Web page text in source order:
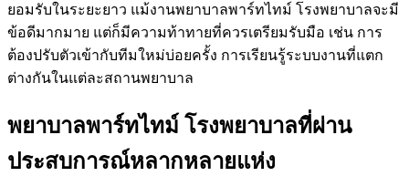
ยอมรับในระยะยาว แม้งานพยาบาลพาร์ทไทม์ โรงพยาบาลจะมี
ข้อดีมากมาย แต่ก็มีความท้าทายที่ควรเตรียมรับมือ เช่น การ
ต้องปรับตัวเข้ากับทีมใหม่บ่อยครั้ง การเรียนรู้ระบบงานที่แตก
ต่างกันในแต่ละสถานพยาบาล
พยาบาลพาร์ทไทม์ โรงพยาบาลที่ผ่าน
ประสบการณ์หลากหลายแห่ง